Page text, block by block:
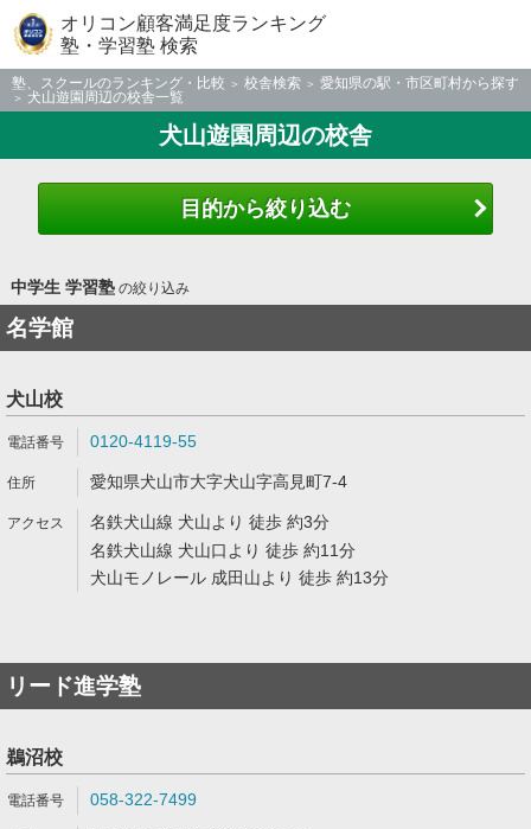
オリコン顧客満足度ランキング
塾・学習塾 検索
塾、スクールのランキング・比較 校舎検索
愛知県の駅・市区町村から探す
犬山遊園周辺の校舎一覧
犬山遊園周辺の校舎
目的から絞り込む
中学生 学習塾の絞り込み
名学館
犬山校
0120-4119-55
愛知県犬山市大字犬山字高見町7-4
名鉄犬山線 犬山より 徒歩 約3分
名鉄犬山線 犬山口より 徒歩 約11分
犬山モノレール 成田山より 徒歩 約13分
リード進学塾
鵜沼校
058-322-7499